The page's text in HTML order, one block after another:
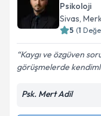
Psikoloji
Sivas,
5 (1
Kaygı ve özgüven
görüşmelerde
Psk. Mert Adil